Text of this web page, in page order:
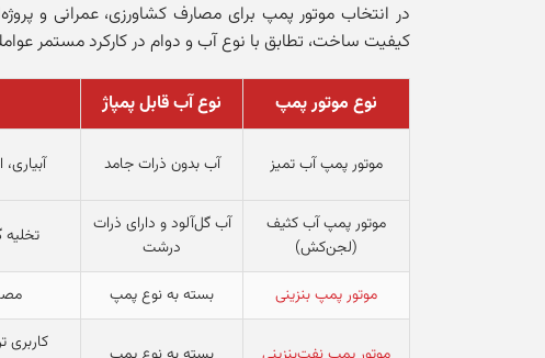
در انتخاب موتور پمپ برای مصارف کشاورزی، عمرانی و
کیفیت ساخت، تطابق با نوع آب و دوام در کارکرد مستمر
نوع موتور پمپ نوع آب قابل پمپاژ
موتور پمپ آب تمیز آب بدون ذرات جامد
موتور پمپ آب کثیف
(لجن‌کش)
آب گل‌آلود و دارای ذرات
درشت
تخلیه
موتور پمپ بنزینی بسته به نوع پمپ
کاربری